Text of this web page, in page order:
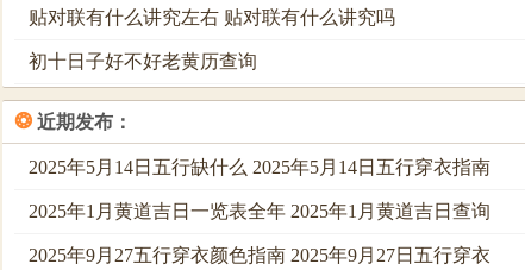
贴对联有什么讲究左右 贴对联有什么讲究吗
初十日子好不好老黄历查询
❂ 近期发布：
2025年5月14日五行缺什么 2025年5月14日五行穿衣指南
2025年1月黄道吉日一览表全年 2025年1月黄道吉日查询
2025年9月27五行穿衣颜色指南 2025年9月27日五行穿衣